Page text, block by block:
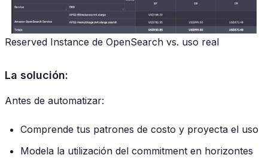
Reserved Instance de OpenSearch vs. uso real
La solución:
Antes de automatizar:
Comprende tus patrones de costo y proyecta el uso
Modela la utilización del commitment en horizontes